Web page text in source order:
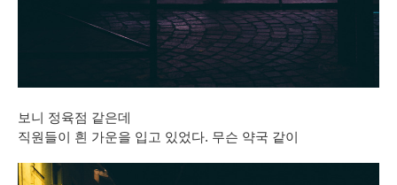
보니 정육점 같은데
직원들이 흰 가운을 입고 있었다. 무슨 약국 같이